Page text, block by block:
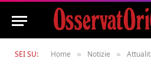
SEI SU: Home » Notizie »